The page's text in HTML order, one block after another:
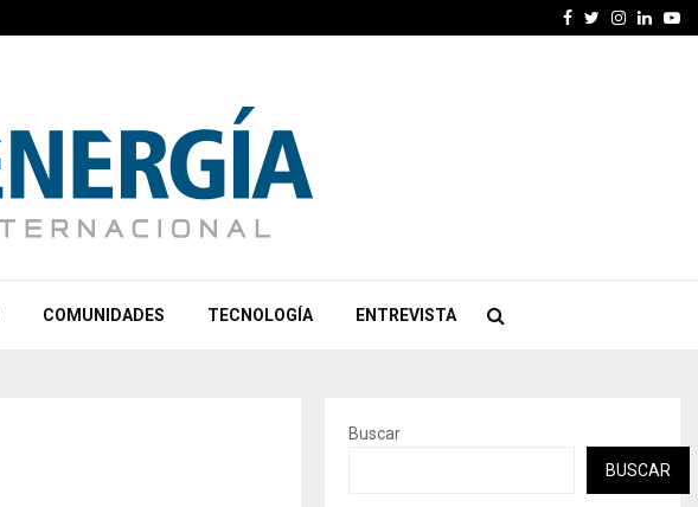
Facebook
Twitter
COMUNIDADES TECNOLOGÍA ENTREVISTA
Buscar
BUSCAR